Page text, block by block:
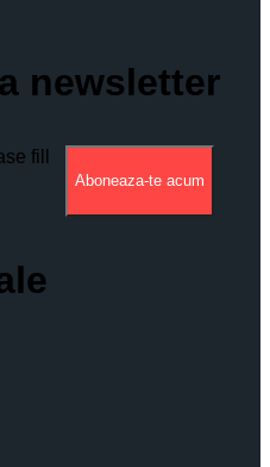
newsletter
fill
Aboneaza-te acum